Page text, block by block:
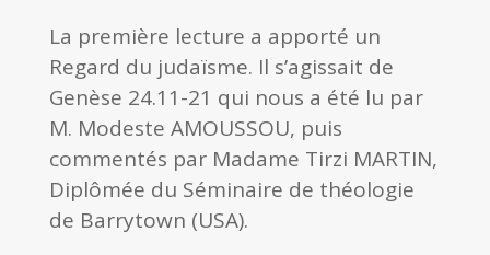
La première lecture a apporté un
Regard du judaïsme. Il s’agissait de
Genèse 24.11-21 qui nous a été lu par
M. Modeste AMOUSSOU, puis
commentés par Madame Tirzi MARTIN,
Diplômée du Séminaire de théologie
de Barrytown (USA).